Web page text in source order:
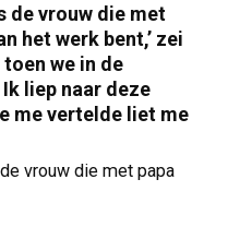
de vrouw die met
het werk bent,’ zei
we in de
liep naar deze
me vertelde liet me
vrouw die met papa